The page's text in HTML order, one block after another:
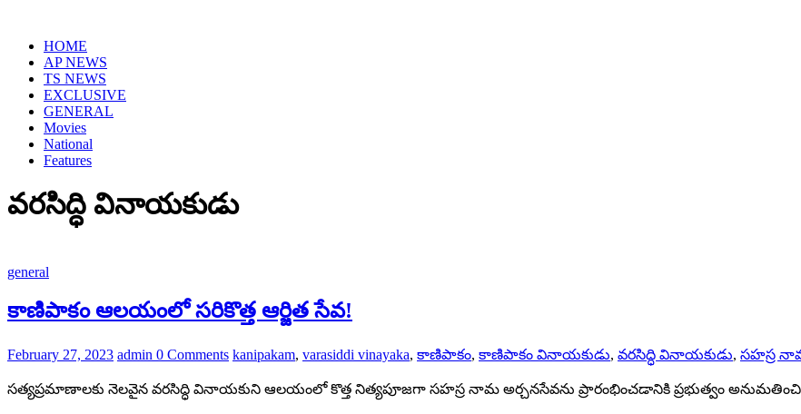
contentHOME
AP NEWS
TS NEWS
EXCLUSIVE
GENERAL
Movies
National
Features
వరసిద్ధి వినాయకుడు
general
కాణిపాకం ఆలయంలో సరికొత్త ఆర్జిత సేవ!
February 27, 2023 admin 0 Comments kanipakam, varasiddi vinayaka, కాణిపాకం, కాణిపాకం వినాయకుడు, వరసిద్ధి వినాయకుడు, సహస్ర
సత్యప్రమాణాలకు నెలవైన వరసిద్ధి వినాయకుని ఆలయంలో కొత్త నిత్యపూజగా సహస్ర నామ అర్చనసేవను ప్రారంభించడానికి ప్రభుత్వం